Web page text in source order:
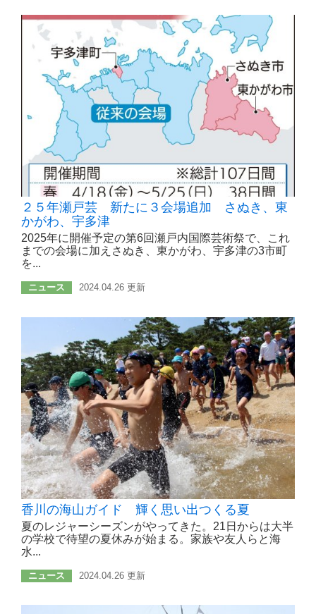
２５年瀬戸芸 新たに３会場追加 さぬき、東
かがわ、宇多津
2025年に開催予定の第6回瀬戸内国際芸術祭で、これ
までの会場に加えさぬき、東かがわ、宇多津の3市町
を...
ニュース 2024.04.26 更新
香川の海山ガイド 輝く思い出つくる夏
夏のレジャーシーズンがやってきた。21日からは大半
の学校で待望の夏休みが始まる。家族や友人らと海
水...
ニュース 2024.04.26 更新